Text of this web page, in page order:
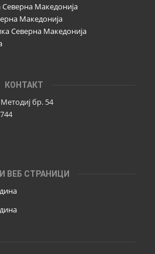
Македонија
Македонија
Северна Македонија
КОНТАКТ
бр. 54
ВЕБ СТРАНИЦИ